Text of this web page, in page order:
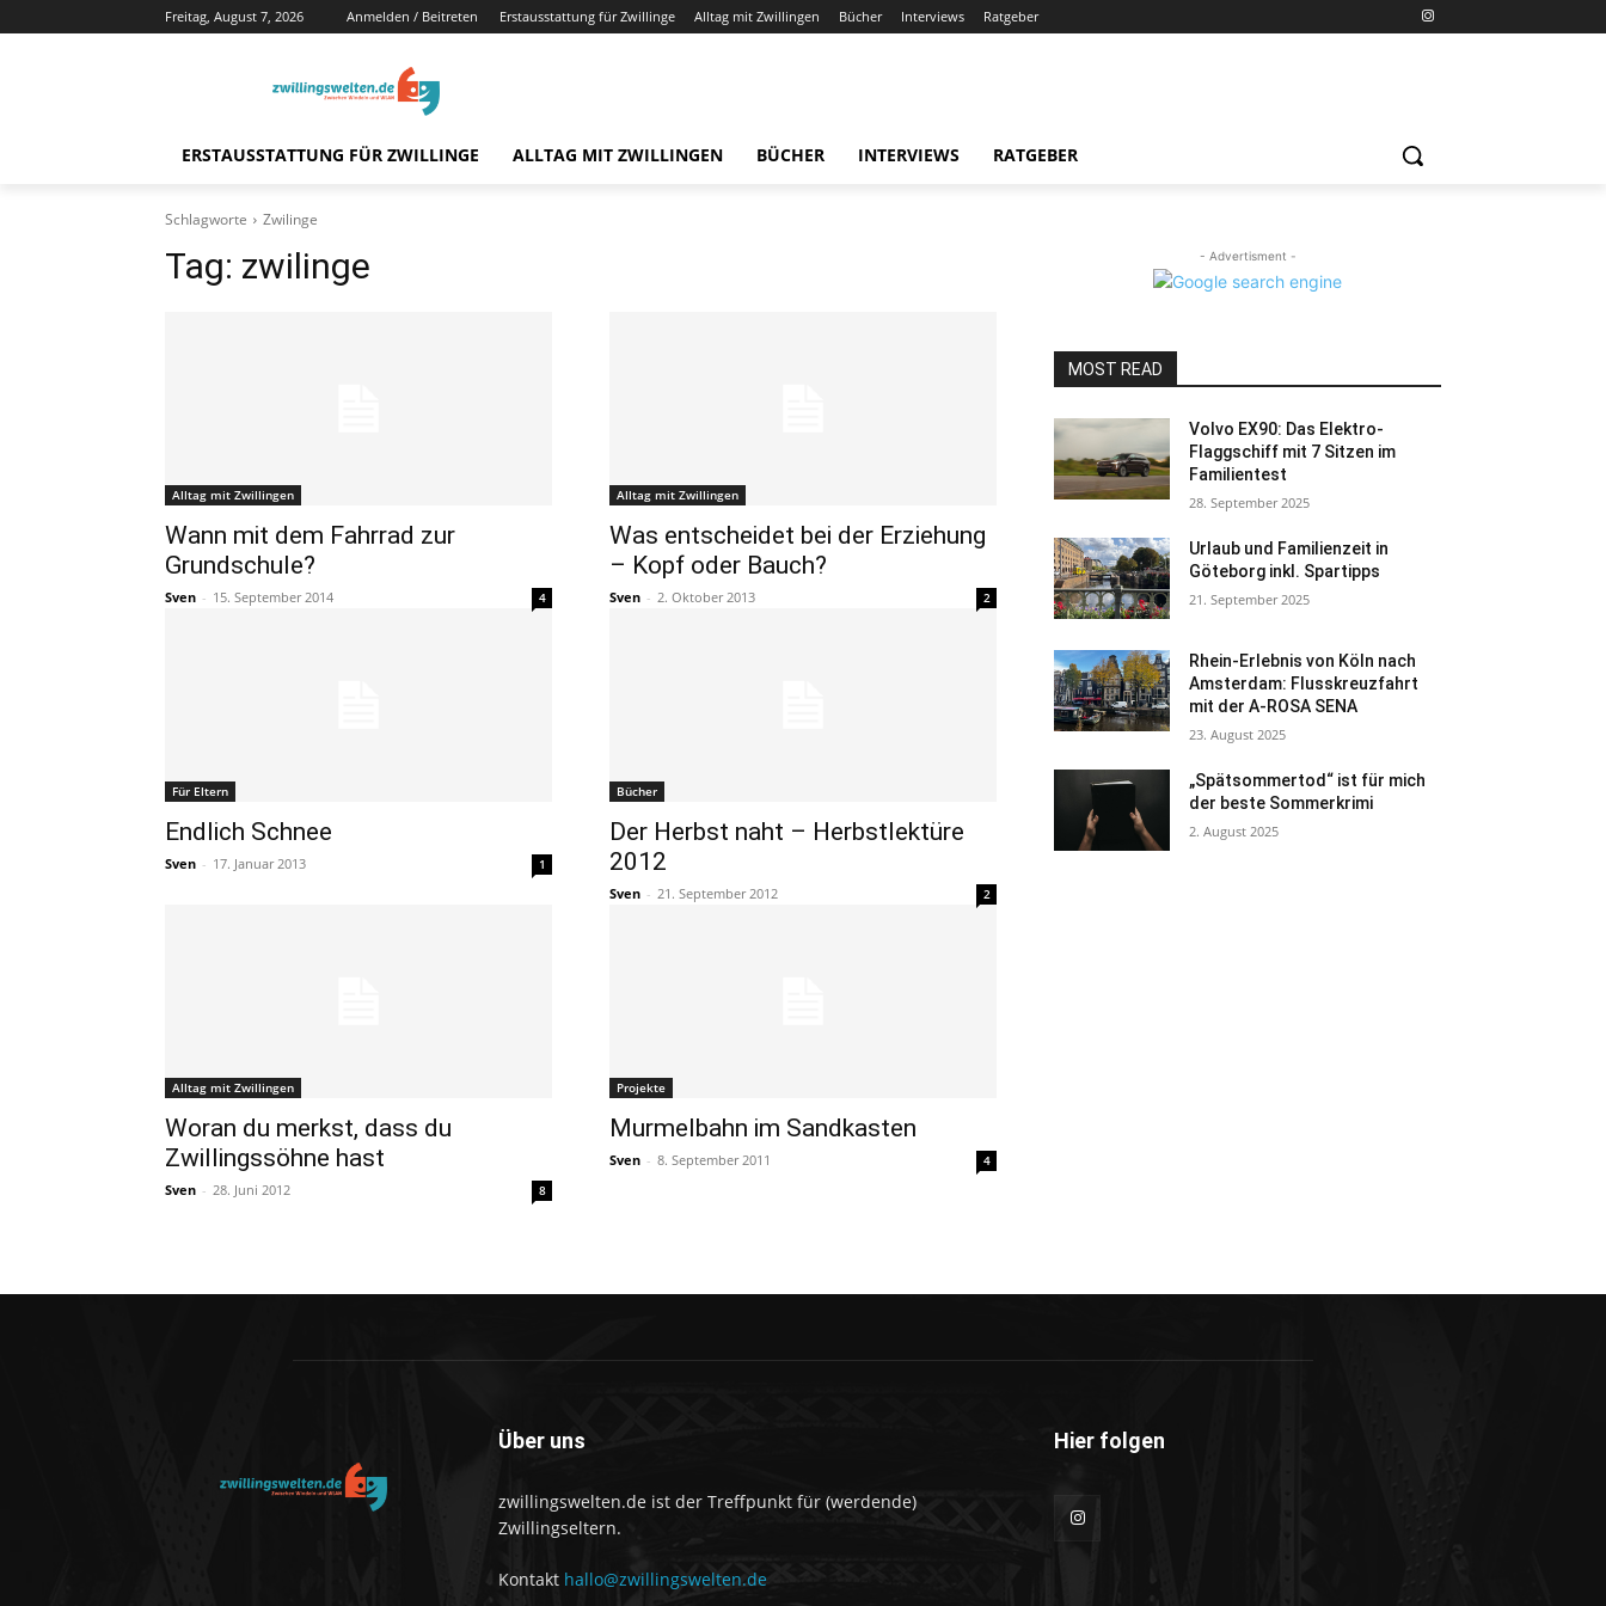
Freitag, August 7, 2026 Anmelden / Beitreten Erstausstattung für Zwillinge Alltag mit Zwillingen Bücher Interviews Ratgeber
ERSTAUSSTATTUNG FÜR ZWILLINGE ALLTAG MIT ZWILLINGEN BÜCHER INTERVIEWS RATGEBER
Schlagworte Zwilinge
Tag: zwilinge
Alltag mit Zwillingen
Wann mit dem Fahrrad zur
Grundschule?
Sven - 15. September 2014 4
Alltag mit Zwillingen
Was entscheidet bei der Erziehung
– Kopf oder Bauch?
Sven - 2. Oktober 2013 2
Für Eltern
Endlich Schnee
Sven - 17. Januar 2013 1
Bücher
Der Herbst naht – Herbstlektüre
2012
Sven - 21. September 2012 2
Alltag mit Zwillingen
Woran du merkst, dass du
Zwillingssöhne hast
Sven - 28. Juni 2012 8
Projekte
Murmelbahn im Sandkasten
Sven - 8. September 2011 4
- Advertisment -
MOST READ
Volvo EX90: Das Elektro-
Flaggschiff mit 7 Sitzen im
Familientest
28. September 2025
Urlaub und Familienzeit in
Göteborg inkl. Spartipps
21. September 2025
Rhein-Erlebnis von Köln nach
Amsterdam: Flusskreuzfahrt
mit der A-ROSA SENA
23. August 2025
„Spätsommertod“ ist für mich
der beste Sommerkrimi
2. August 2025
Über uns
zwillingswelten.de ist der Treffpunkt für (werdende)
Zwillingseltern.
Kontakt hallo@zwillingswelten.de
Hier folgen